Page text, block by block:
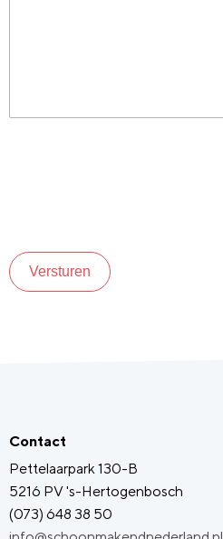
Versturen
Contact
Pettelaarpark 130-B
5216 PV 's-Hertogenbosch
(073) 648 38 50